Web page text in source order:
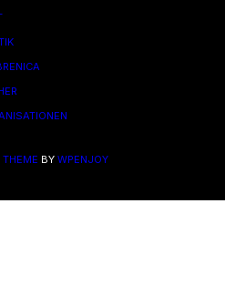
BY WPENJOY